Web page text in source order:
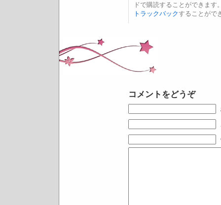
ドで購読することができます
トラックバックすることがで
コメントをどうぞ